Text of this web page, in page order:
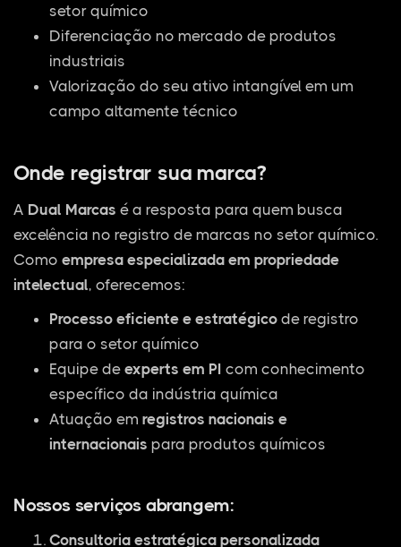
setor químico
Diferenciação no mercado de produtos
industriais
Valorização do seu ativo intangível em um
campo altamente técnico
Onde registrar sua marca?
A Dual Marcas é a resposta para quem busca
excelência no registro de marcas no setor químico.
Como empresa especializada em propriedade
intelectual, oferecemos:
Processo eficiente e estratégico de registro
para o setor químico
Equipe de experts em PI com conhecimento
específico da indústria química
Atuação em registros nacionais e
internacionais para produtos químicos
Nossos serviços abrangem:
Consultoria estratégica personalizada